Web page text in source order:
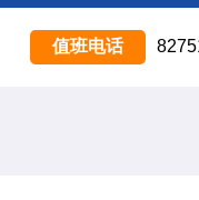
值班电话